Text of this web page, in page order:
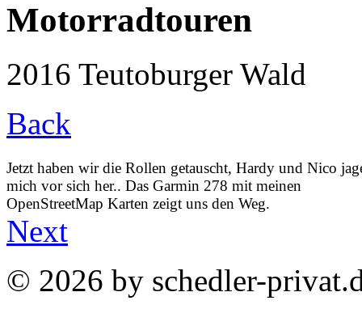
Motorradtouren
2016 Teutoburger Wald
Back
Jetzt haben wir die Rollen getauscht, Hardy und Nico
mich vor sich her.. Das Garmin 278 mit meinen
OpenStreetMap Karten zeigt uns den Weg.
Next
© 2026 by schedler-